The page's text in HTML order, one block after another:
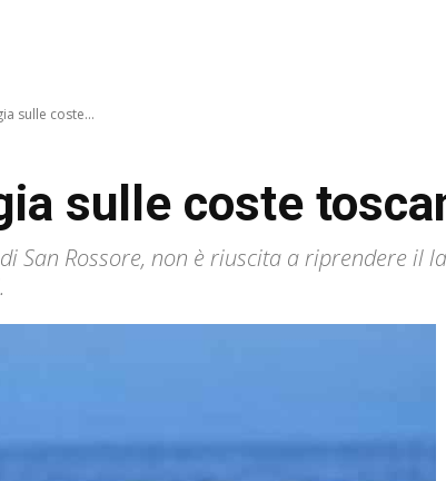
sulle coste...
sulle coste
San Rossore, non è riuscita a riprendere il